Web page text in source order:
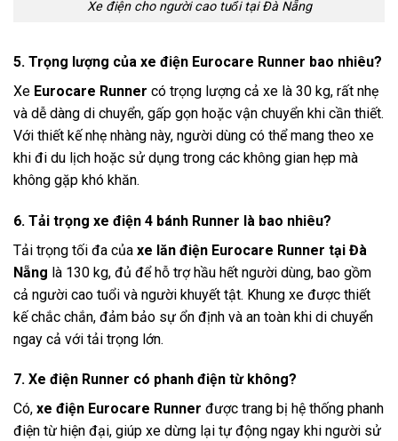
Xe điện cho người cao tuổi tại Đà Nẵng
5. Trọng lượng của xe điện Eurocare Runner bao nhiêu?
Xe Eurocare Runner có trọng lượng cả xe là 30 kg, rất nhẹ
và dễ dàng di chuyển, gấp gọn hoặc vận chuyển khi cần thiết.
Với thiết kế nhẹ nhàng này, người dùng có thể mang theo xe
khi đi du lịch hoặc sử dụng trong các không gian hẹp mà
không gặp khó khăn.
6. Tải trọng xe điện 4 bánh Runner là bao nhiêu?
Tải trọng tối đa của xe lăn điện Eurocare Runner tại Đà
Nẵng là 130 kg, đủ để hỗ trợ hầu hết người dùng, bao gồm
cả người cao tuổi và người khuyết tật. Khung xe được thiết
kế chắc chắn, đảm bảo sự ổn định và an toàn khi di chuyển
ngay cả với tải trọng lớn.
7. Xe điện Runner có phanh điện từ không?
Có, xe điện Eurocare Runner được trang bị hệ thống phanh
điện từ hiện đại, giúp xe dừng lại tự động ngay khi người sử